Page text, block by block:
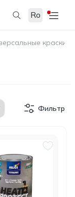
Ro
краски
Фильтр